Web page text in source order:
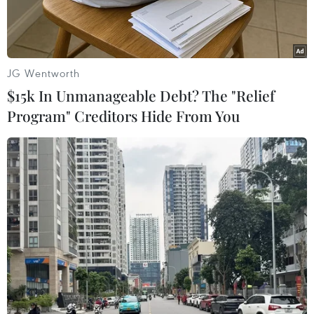
Chuyển bệnh nhân nghi mắc COVID-19 vào một bệnh viện ở
New Delhi, Ấn Độ ngày 10/7/2020. (Ảnh: THX/TTXVN)
Công ty dược phẩm Zydus Cadila của Ấn Độ đặt
mục tiêu trong tháng Hai hoặc tháng 3/2021 sẽ
hoàn thành các thử nghiệm giai đoạn cuối đối
với vắcxin ZyCov-D phòng bệnh viêm đường hô
hấp cấp COVID-19, đồng thời tiến tới sản xuất
JG Wentworth
$15k In Unmanageable Debt? The "Relief
Program" Creditors Hide From You